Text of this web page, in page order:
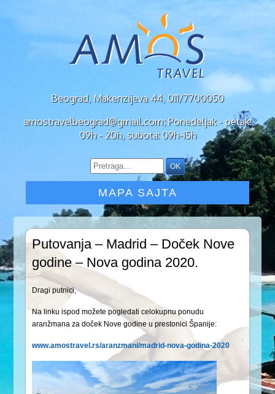
Beograd, Makenzijeva 44, 011/7700050
amostravelbeograd@gmail.com; Ponedeljak - petak:
09h - 20h, subota: 09h-15h
MAPA SAJTA
Putovanja – Madrid – Doček Nove
godine – Nova godina 2020.
Dragi putnici,
Na linku ispod možete pogledati celokupnu ponudu
aranžmana za doček Nove godine u prestonici Španije:
www.amostravel.rs/aranzmani/madrid-nova-godina-2020